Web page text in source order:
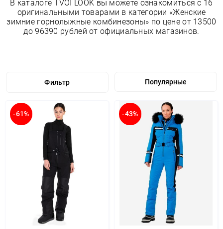
В каталоге TVOI LOOK вы можете ознакомиться с 16
оригинальными товарами в категории «Женские
зимние горнолыжные комбинезоны» по цене от 13500
до 96390 рублей от официальных магазинов.
Фильтр
-61% -43%